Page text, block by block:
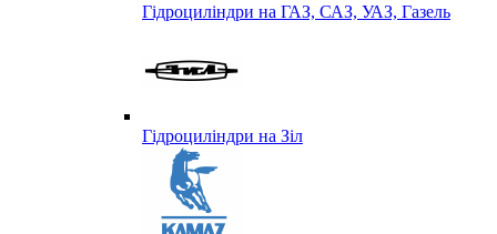
Гідроциліндри на ГАЗ, САЗ, УАЗ, Газель
Гідроциліндри на Зіл